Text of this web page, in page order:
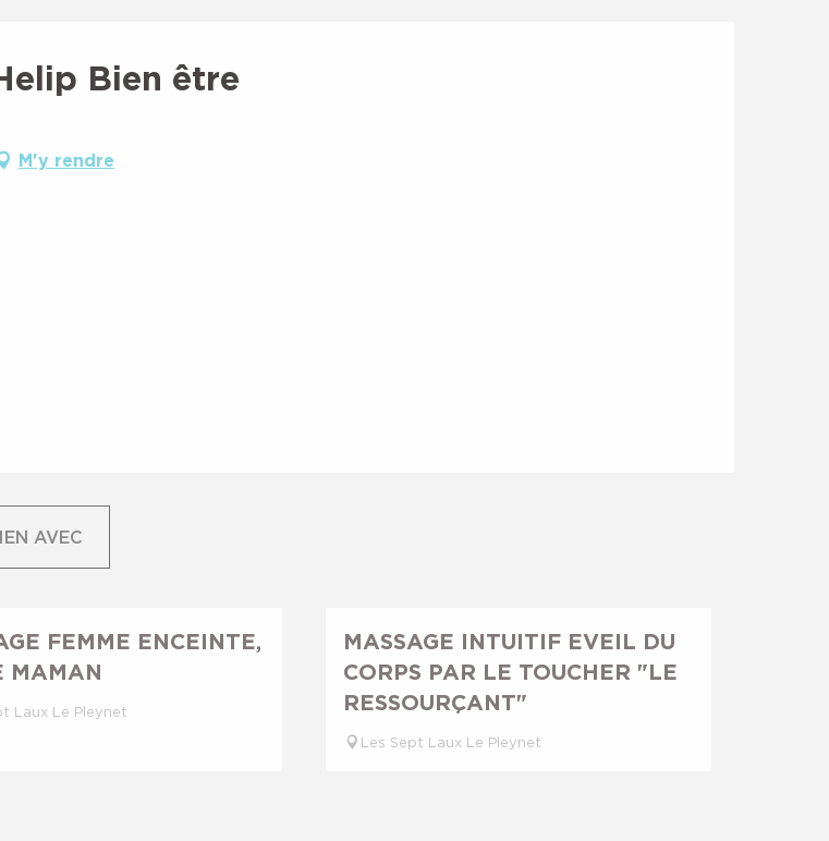
Bien être
M'y rendre
AVEC
FEMME ENCEINTE,
MAMAN
Laux Le Pleynet
MASSAGE INTUITIF EVEIL DU
CORPS PAR LE TOUCHER "LE
RESSOURÇANT"
Les Sept Laux Le Pleynet